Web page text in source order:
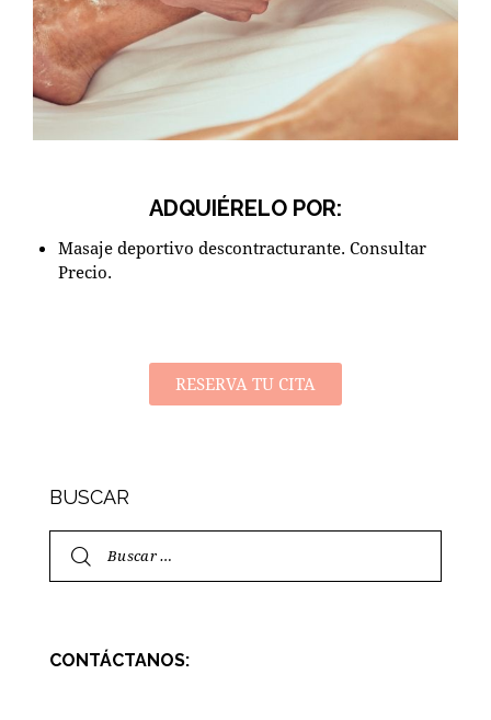
ADQUIÉRELO POR:
Masaje deportivo descontracturante. Consultar
Precio.
RESERVA TU CITA
BUSCAR
CONTÁCTANOS: